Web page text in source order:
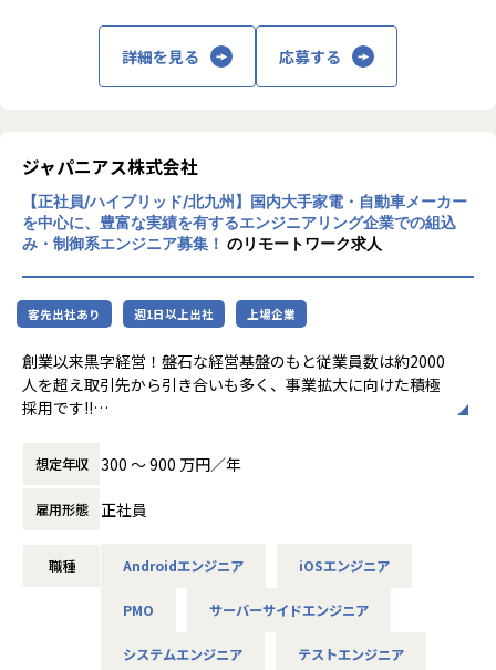
【仕事のやりがい】
・受託開発エンジニアを目指すにあたり、現時点でのご自身
事が可能です。
・小規模開発での経験を積んだのち、大規模プロジェクトに
携わり、プライム受託ならではの責任ある役割を担う事がで
きます。
高品質なプロダクト/システム開発を望まれるお客様に対し
て、
要件定義など早期の段階からお客様のサービス/システム開発
様へ提供も開始しております。
【業務の変更の範囲】
会社の定める業務
詳細を見る 応募する
ジャパニアス株式会社
【正社員/ハイブリッド/北九州】国内大手家電・自動車メーカー
を中心に、豊富な実績を有するエンジニアリング企業での組込
み・制御系エンジニア募集！ のリモートワーク求人
客先出社あり 週1日以上出社 上場企業
創業以来黒字経営！盤石な経営基盤のもと従業員数は約2000
人を超え取引先から引き合いも多く、事業拡大に向けた積極
採用です!!
ご志向／ご希望に応じて、プロジェクトを決定しますので、
是非面接でお話しください！
◆取引業界
・ システム要件定義・設計（上流）SE
※ご志向・ご希望に応じて、プロジェクトを決定します
想定年収 300 〜 900 万円／年
雇用形態 正社員
職種 Androidエンジニア iOSエンジニア
PMO サーバーサイドエンジニア
システムエンジニア テストエンジニア